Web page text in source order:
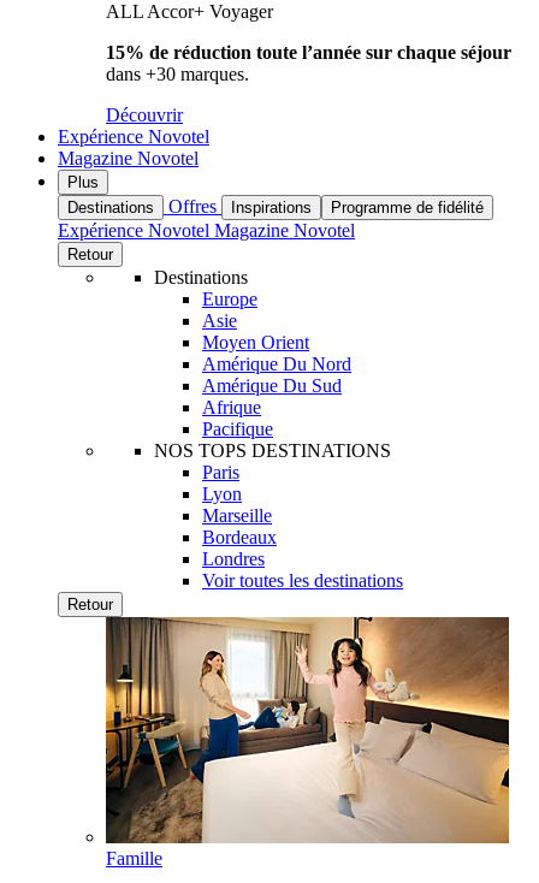
ALL Accor+ Voyager
15% de réduction toute l’année sur chaque séjour
dans +30 marques.
Découvrir
Expérience Novotel
Magazine Novotel
Plus
Destinations
Offres Inspirations Programme de fidélité
Expérience Novotel Magazine Novotel
Retour
Destinations
Europe
Asie
Moyen Orient
Amérique Du Nord
Amérique Du Sud
Afrique
Pacifique
NOS TOPS DESTINATIONS
Paris
Lyon
Marseille
Bordeaux
Londres
Voir toutes les destinations
Retour
Famille